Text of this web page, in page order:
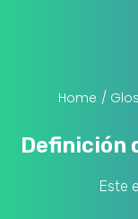
Home /
Definición
Este